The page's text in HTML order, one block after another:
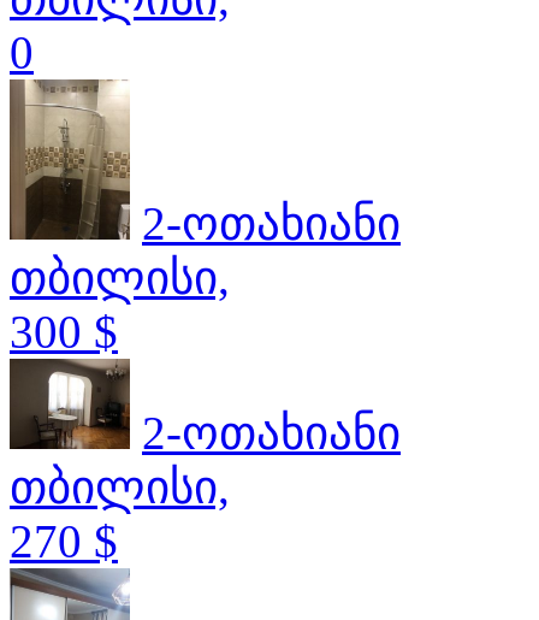
0
2-ოთახიანი
თბილისი,
300 $
2-ოთახიანი
თბილისი,
270 $